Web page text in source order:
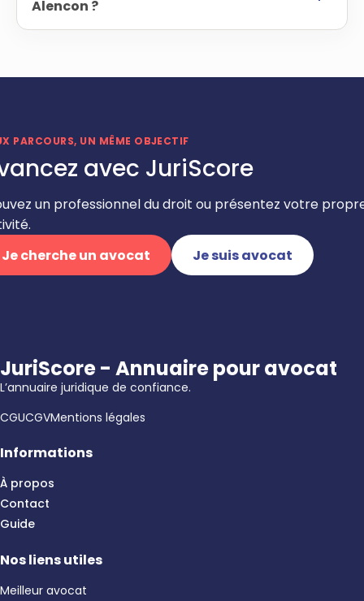
Alencon ?
PARCOURS, UN MÊME OBJECTIF
avec JuriScore
un professionnel du droit ou présentez votre
Je cherche un avocat
Je suis avocat
JuriScore - Annuaire pour avocat
L’annuaire juridique de confiance.
CGUCGVMentions légales
Informations
À propos
Contact
Guide
Nos liens utiles
Meilleur avocat